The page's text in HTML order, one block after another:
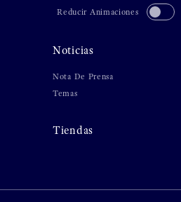
Reducir Animaciones
Noticias
Nota De Prensa
Temas
Tiendas